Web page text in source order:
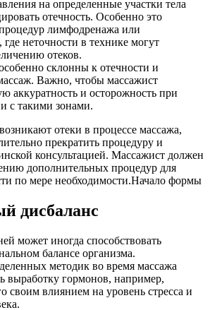
на определенные участки тела
отечность. Особенно это
лимфодренажа или
неточности в технике могут
отеков.
склонны к отечности и
Важно, чтобы массажист
аккуратность и осторожность при
с такими зонами.
отеки в процессе массажа,
прекратить процедуру и
консультацией. Массажист должен
дополнительных процедур для
по мере необходимости.Начало формы
дисбаланс
может иногда способствовать
балансе организма.
методик во время массажа
выработку гормонов, например,
своим влиянием на уровень стресса и